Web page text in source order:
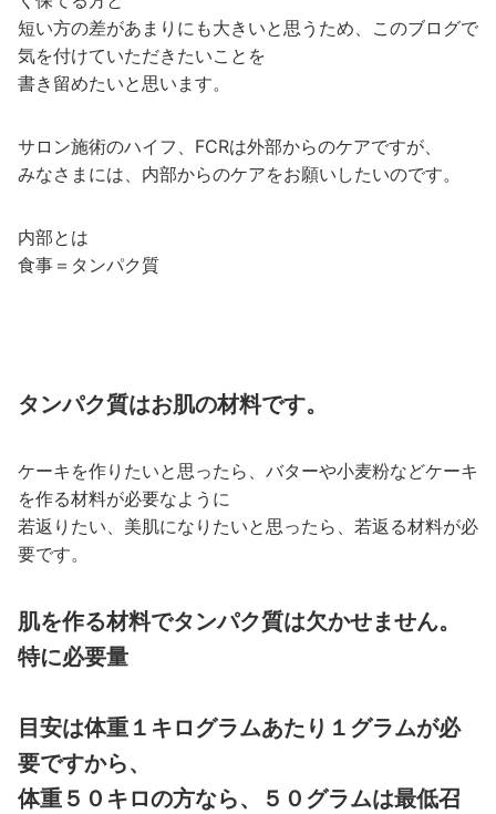
短い方の差があまりにも大きいと思うため、このブログで
気を付けていただきたいことを
書き留めたいと思います。
サロン施術のハイフ、FCRは外部からのケアですが、
みなさまには、内部からのケアをお願いしたいのです。
内部とは
食事＝タンパク質
タンパク質はお肌の材料です。
ケーキを作りたいと思ったら、バターや小麦粉などケーキ
を作る材料が必要なように
若返りたい、美肌になりたいと思ったら、若返る材料が必
要です。
肌を作る材料でタンパク質は欠かせません。
特に必要量
目安は体重１キログラムあたり１グラムが必
要ですから、
体重５０キロの方なら、５０グラムは最低召